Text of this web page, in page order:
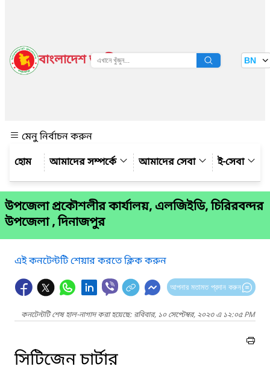
বাংলাদেশ জাতীয় তথ্য বাতায়ন BN
মেনু নির্বাচন করুন
আমাদের সম্পর্কে
আমাদের সেবা ই-সেবা
উপজেলা প্রকৌশলীর কার্যালয়, এলজিইডি, চিরিরবন্দর
উপজেলা , দিনাজপুর
এই কনটেন্টটি শেয়ার করতে ক্লিক করুন
আপনার মতামত প্রদান করুন
কনটেন্টটি শেষ হাল-নাগাদ করা হয়েছে: রবিবার, ১০ সেপ্টেম্বর, ২০২৩ এ ১২:০৫ PM
সিটিজেন চার্টার